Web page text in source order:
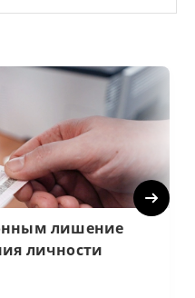
лишение
личности
Next